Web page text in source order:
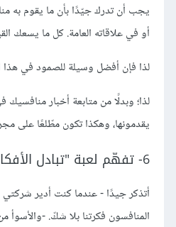
يجب أن تدرك جيّدًا بأن ما يقوم به
أو في علاقاته العامة. كل ما يسعك
لذا فإن أفضل وسيلة للصمود في هذا
لذا؛ وبدلًا من متابعة أخبار
يقدمونها، وهكذا تكون مطّلعًا على
6- تفهّم لعبة "تبادل الأفكار" واشترك فيها
أتذكر جيدًا - عندما كنت أدير شركتي
المنافسون فكرتنا بلا شكّ. -